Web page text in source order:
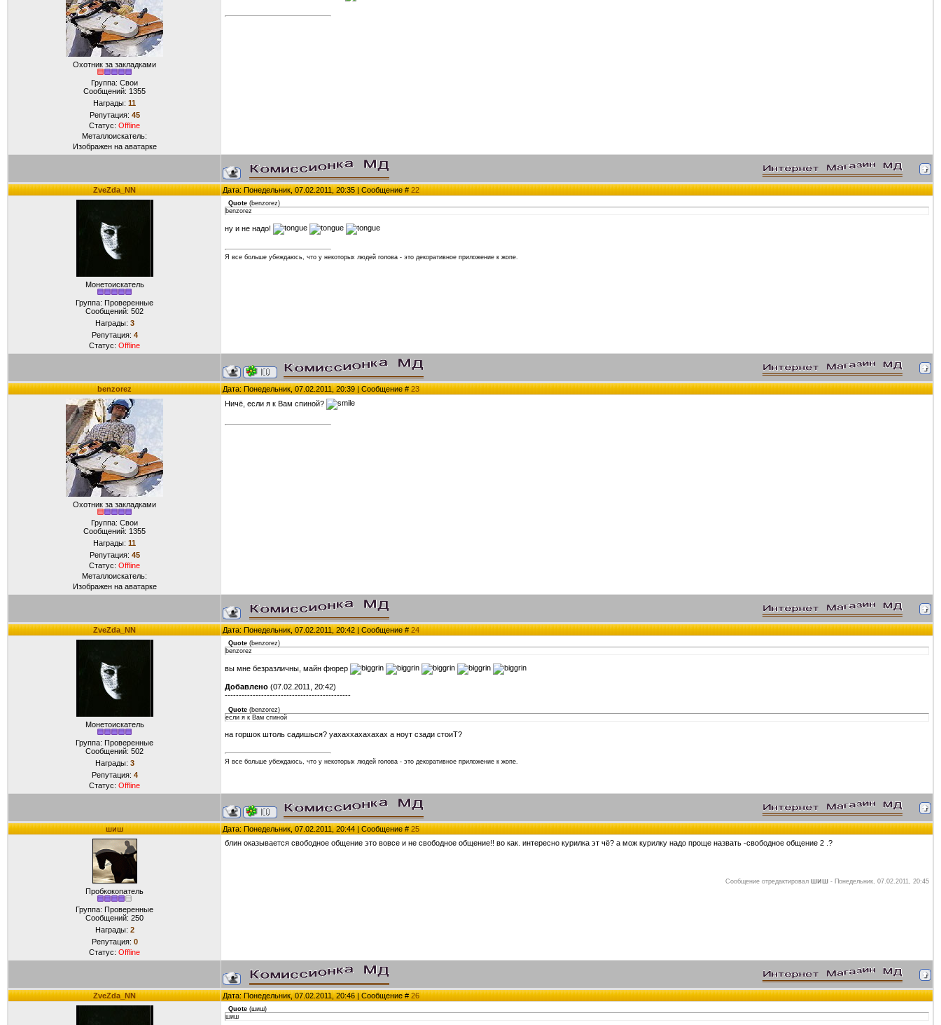
Охотник за закладками
Группа: Свои
Сообщений: 1355
Награды: 11
Репутация: 45
Статус: Offline
Металлоискатель:
Изображен на аватарке
ZveZda_NN Дата: Понедельник, 07.02.2011, 20:35 | Сообщение #22
Монетоискатель
Группа: Проверенные
Сообщений: 502
Награды: 3
Репутация: 4
Статус: Offline
Quote (benzorez)
benzorez
ну и не надо!
Я все больше убеждаюсь, что у некоторых людей голова - это декоративное приложение к жопе.
benzorez Дата: Понедельник, 07.02.2011, 20:39 | Сообщение #23
Охотник за закладками
Группа: Свои
Сообщений: 1355
Награды: 11
Репутация: 45
Статус: Offline
Металлоискатель:
Изображен на аватарке
Ничё, если я к Вам спиной?
ZveZda_NN Дата: Понедельник, 07.02.2011, 20:42 | Сообщение #24
Монетоискатель
Группа: Проверенные
Сообщений: 502
Награды: 3
Репутация: 4
Статус: Offline
Quote (benzorez)
benzorez
вы мне безразличны, майн фюрер
Добавлено (07.02.2011, 20:42)
---------------------------------------------
Quote (benzorez)
если я к Вам спиной
на горшок штоль садишься? уахаххахахахах а ноут сзади стоиТ?
Я все больше убеждаюсь, что у некоторых людей голова - это декоративное приложение к жопе.
шиш Дата: Понедельник, 07.02.2011, 20:44 | Сообщение #25
Пробкокопатель
Группа: Проверенные
Сообщений: 250
Награды: 2
Репутация: 0
Статус: Offline
блин оказывается свободное общение это вовсе и не свободное общение!! во как. интересно курилка эт чё? а мож курилку надо проще назвать -свободное общение 2 .?
Сообщение отредактировал шиш - Понедельник, 07.02.2011, 20:45
ZveZda_NN Дата: Понедельник, 07.02.2011, 20:46 | Сообщение #26
Quote (шиш)
шиш